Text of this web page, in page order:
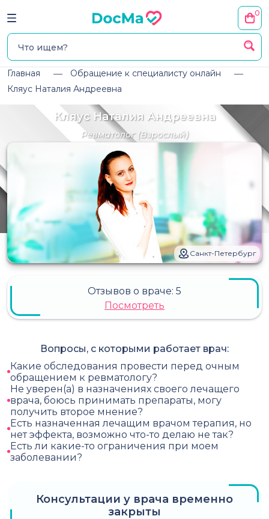
0
Главная
Обращение к специалисту онлайн
Кляус Наталия Андреевна
Кляус Наталия Андреевна
Ревматолог(Взрослый)
Санкт-Петербург
Отзывов о враче: 5
Посмотреть
Вопросы, с которыми работает врач:
Какие обследования провести перед очным
обращением к ревматологу?
Не уверен(а) в назначениях своего лечащего
врача, боюсь принимать препараты, могу
получить второе мнение?
Есть назначенная лечащим врачом терапия, но
нет эффекта, возможно что-то делаю не так?
Есть ли какие-то ограничения при моем
заболевании?
Консультации у врача временно
закрыты